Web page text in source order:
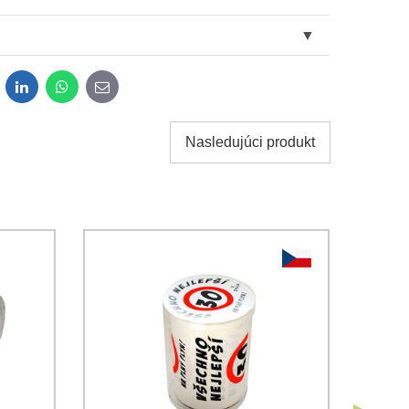
Ochrany osobných údajovspoločnosti Bomba s.r.o.
Odoslať
LinkedInWhatsApp
E-
mail
Nasledujúci produkt